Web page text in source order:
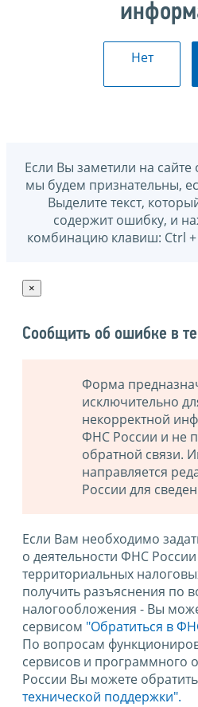
Нет
Если Вы заметили на сайте
мы будем признательны,
Выделите текст,
содержит ошибку, и
комбинацию клавиш: Ctrl
×
Сообщить об ошибке в
Форма
исключительно
некорректной
ФНС России и не
обратной связи.
направляется
России для
Если Вам необходимо
о деятельности ФНС
территориальных
получить разъяснения по
налогообложения - Вы
сервисом "Обратиться в
По вопросам
сервисов и программного
России Вы можете
технической поддержки".